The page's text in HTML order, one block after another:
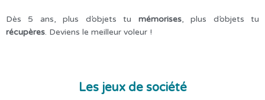
Dès 5 ans, plus d’objets tu mémorises, plus d’objets tu
récupères. Deviens le meilleur voleur !
Les jeux de société